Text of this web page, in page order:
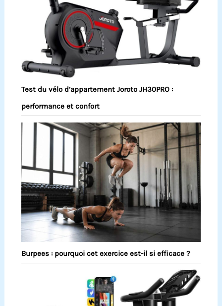
Test du vélo d’appartement Joroto JH30PRO :
performance et confort
Burpees : pourquoi cet exercice est-il si efficace ?